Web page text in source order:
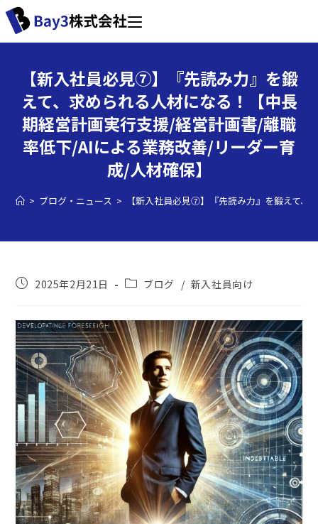
【新入社員必見⑦】『先読み力』を鍛
えて、求められる人材になる！【中長
期経営計画実行支援/経営計画書/離職
率低下/AIによる業務改善/リーダー育
成/人材確保】
> ブログ・ニュース > 【新入社員必見⑦】『先読み力』を鍛えて
2025年2月21日 ブログ / 新入社員向け